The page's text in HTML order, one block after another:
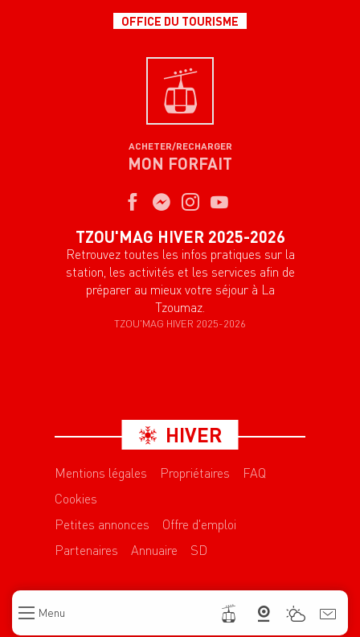
Menu
OFFICE DU TOURISME
ACHETER/RECHARGER
MON FORFAIT
TZOU'MAG HIVER 2025-2026
Retrouvez toutes les infos pratiques sur la
station, les activités et les services afin de
préparer au mieux votre séjour à La
Tzoumaz.
TZOU'MAG HIVER 2025-2026
HIVER
Mentions légales Propriétaires
FAQ
Cookies
Petites annonces
Offre d'emploi
Partenaires
Annuaire SD